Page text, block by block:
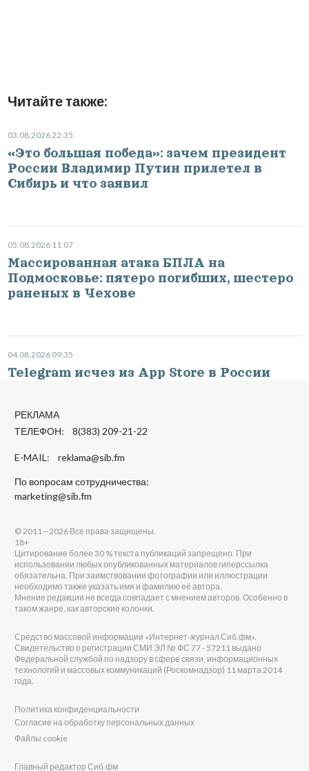
Читайте также:
03.08.2026 22:35
«Это большая победа»: зачем президент
России Владимир Путин прилетел в
Сибирь и что заявил
05.08.2026 11:07
Массированная атака БПЛА на
Подмосковье: пятеро погибших, шестеро
раненых в Чехове
04.08.2026 09:35
Telegram исчез из App Store в России
РЕКЛАМА
ТЕЛЕФОН: 8(383) 209-21-22
E-MAIL: reklama@sib.fm
По вопросам сотрудничества:
marketing@sib.fm
© 2011—2026 Все права защищены.
18+
Цитирование более 30 % текста публикаций запрещено. При
использовании любых опубликованных материалов гиперссылка
обязательна. При заимствовании фотографии или иллюстрации
необходимо также указать имя и фамилию её автора.
Мнение редакции не всегда совпадает с мнением авторов. Особенно в
таком жанре, как авторские колонки.
Средство массовой информации «Интернет-журнал Сиб.фм».
Свидетельство о регистрации СМИ ЭЛ № ФС 77 - 57211 выдано
Федеральной службой по надзору в сфере связи, информационных
технологий и массовых коммуникаций (Роскомнадзор) 11 марта 2014
года.
Политика конфиденциальности
Согласие на обработку персональных данных
Файлы cookie
Главный редактор Сиб.фм